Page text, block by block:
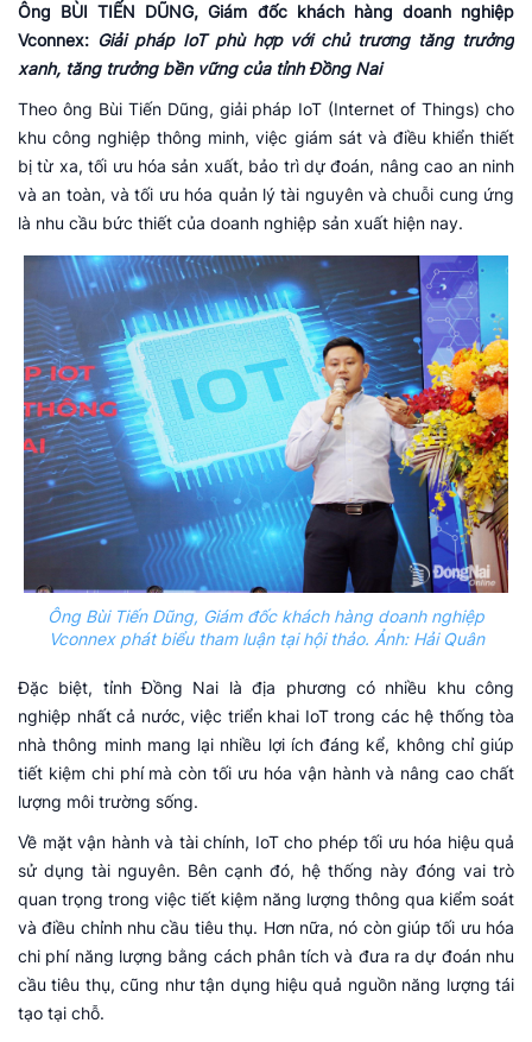
Ông BÙI TIẾN DŨNG, Giám đốc khách hàng doanh nghiệp
Vconnex: Giải pháp IoT phù hợp với chủ trương tăng trưởng
xanh, tăng trưởng bền vững của tỉnh Đồng Nai
Theo ông Bùi Tiến Dũng, giải pháp IoT (Internet of Things) cho
khu công nghiệp thông minh, việc giám sát và điều khiển thiết
bị từ xa, tối ưu hóa sản xuất, bảo trì dự đoán, nâng cao an ninh
và an toàn, và tối ưu hóa quản lý tài nguyên và chuỗi cung ứng
là nhu cầu bức thiết của doanh nghiệp sản xuất hiện nay.
Ông Bùi Tiến Dũng, Giám đốc khách hàng doanh nghiệp
Vconnex phát biểu tham luận tại hội thảo. Ảnh: Hải Quân
Đặc biệt, tỉnh Đồng Nai là địa phương có nhiều khu công
nghiệp nhất cả nước, việc triển khai IoT trong các hệ thống tòa
nhà thông minh mang lại nhiều lợi ích đáng kể, không chỉ giúp
tiết kiệm chi phí mà còn tối ưu hóa vận hành và nâng cao chất
lượng môi trường sống.
Về mặt vận hành và tài chính, IoT cho phép tối ưu hóa hiệu quả
sử dụng tài nguyên. Bên cạnh đó, hệ thống này đóng vai trò
quan trọng trong việc tiết kiệm năng lượng thông qua kiểm soát
và điều chỉnh nhu cầu tiêu thụ. Hơn nữa, nó còn giúp tối ưu hóa
chi phí năng lượng bằng cách phân tích và đưa ra dự đoán nhu
cầu tiêu thụ, cũng như tận dụng hiệu quả nguồn năng lượng tái
tạo tại chỗ.